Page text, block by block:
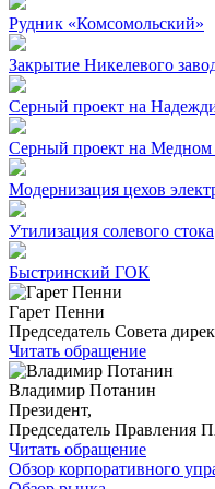
Рудник «Комсомольский»
Закрытие Никелевого
Серный проект на
Серный проект на Медном
Модернизация цехов
Утилизация солевого стока
Быстринский ГОК
Гарет Пенни
Председатель Совета
Читать обращение
Владимир Потанин
Президент,
Председатель
Читать обращение
Обзор корпоративного